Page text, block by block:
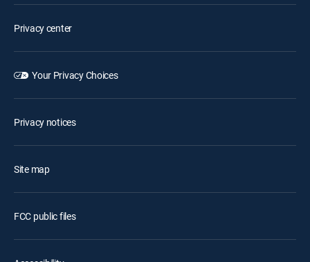
Privacy center
Your Privacy Choices
Privacy notices
Site map
FCC public files